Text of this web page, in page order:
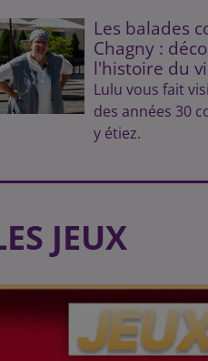
Les balades
Chagny :
l'histoire du
Lulu vous fait
des années 30
y étiez.
JEUX